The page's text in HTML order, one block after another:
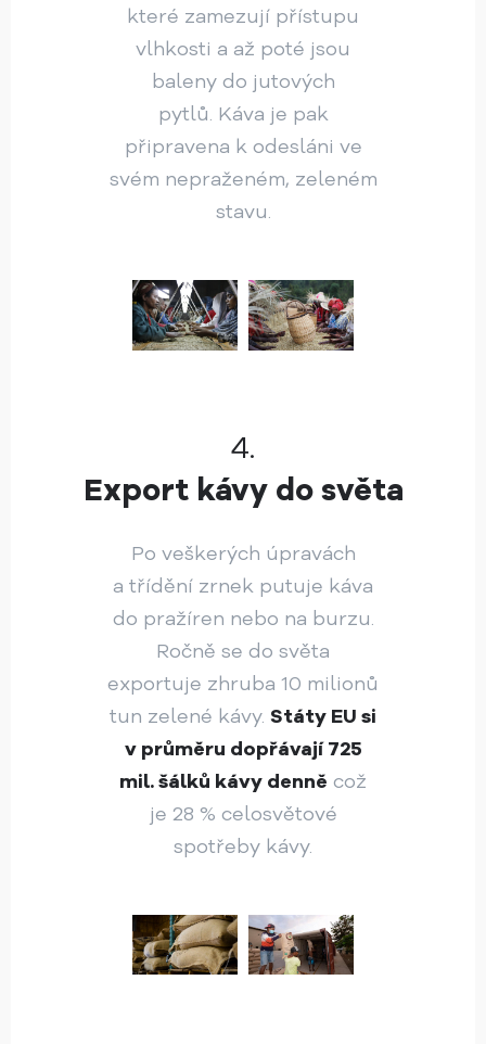
které zamezují přístupu
vlhkosti a až poté jsou
baleny do jutových
pytlů. Káva je pak
připravena k odesláni ve
svém nepraženém, zeleném
stavu.
4.
Export kávy do světa
Po veškerých úpravách
a třídění zrnek putuje káva
do pražíren nebo na burzu.
Ročně se do světa
exportuje zhruba 10 milionů
tun zelené kávy. Státy EU si
v průměru dopřávají 725
mil. šálků kávy denně což
je 28 % celosvětové
spotřeby kávy.